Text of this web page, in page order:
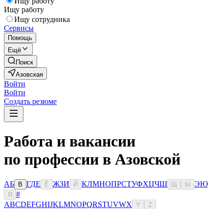
Ищу работу
Ищу сотрудника
Сервисы
Помощь
Ещё
Поиск
Азовская
Войти
Войти
Создать резюме
Работа и вакансии
по профессии в Азовской
АБ В ГДЕ Ё ЖЗИ Й КЛМНОПРСТУФХЦЧШ Ы ЭЮ
Я
#
ABCDEFGHIJKLMNOPQRSTUVWX Y Z